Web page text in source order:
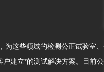
这些领域的检测公正试验室
建立*的测试解决方案。目前